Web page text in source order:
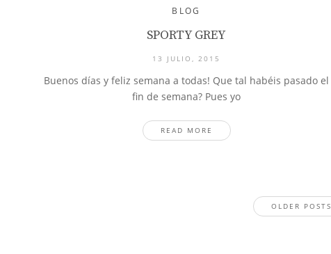
BLOG
SPORTY GREY
13 JULIO, 2015
Buenos días y feliz semana a todas! Que tal habéis pasado el
fin de semana? Pues yo
READ MORE
OLDER POSTS